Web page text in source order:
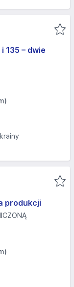
135 – dwie
produkcji